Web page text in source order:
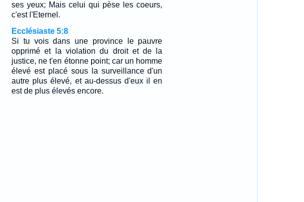
ses yeux; Mais celui qui pèse les coeurs,
c'est l'Eternel.
Ecclésiaste 5:8
Si tu vois dans une province le pauvre
opprimé et la violation du droit et de la
justice, ne t'en étonne point; car un homme
élevé est placé sous la surveillance d'un
autre plus élevé, et au-dessus d'eux il en
est de plus élevés encore.